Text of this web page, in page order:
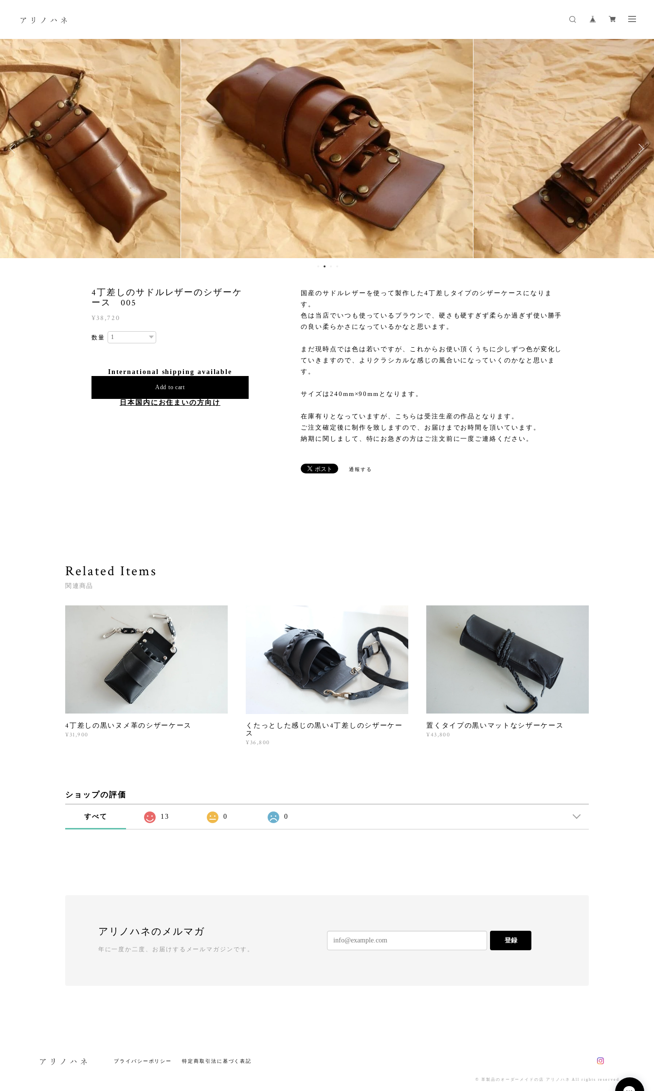
4丁差しのサドルレザーのシザーケ
ース 005
¥38,720
数量
International shipping available
Add to cart
日本国内にお住まいの方向け
国産のサドルレザーを使って製作した4丁差しタイプのシザーケースになりま
す。
色は当店でいつも使っているブラウンで、硬さも硬すぎず柔らか過ぎず使い勝手
の良い柔らかさになっているかなと思います。
まだ現時点では色は若いですが、これからお使い頂くうちに少しずつ色が変化し
ていきますので、よりクラシカルな感じの風合いになっていくのかなと思いま
す。
サイズは240mm×90mmとなります。
在庫有りとなっていますが、こちらは受注生産の作品となります。
ご注文確定後に制作を致しますので、お届けまでお時間を頂いています。
納期に関しまして、特にお急ぎの方はご注文前に一度ご連絡ください。
通報する
Related Items
関連商品
4丁差しの黒いヌメ革のシザーケース
¥31,900
くたっとした感じの黒い4丁差しのシザーケー
ス
¥36,800
置くタイプの黒いマットなシザーケース
¥43,800
ショップの評価
すべて 13 0 0
アリノハネのメルマガ
年に一度か二度、お届けするメールマガジンです。
登録
プライバシーポリシー 特定商取引法に基づく表記
© 革製品のオーダーメイドの店 アリノハネ All rights reserved.